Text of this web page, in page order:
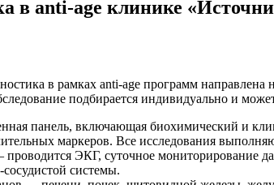
в anti-age клинике
в рамках anti-age программ
подбирается индивидуально и
панель, включающая биохимический и
маркеров. Все исследования
ЭКГ, суточное мониторирование
сосудистой системы.